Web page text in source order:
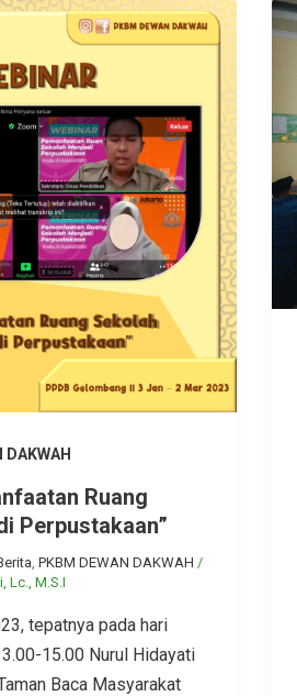
DAKWAH
Ruang
Perpustakaan”
, PKBM DEWAN DAKWAH /
Lc., M.S.I
tepatnya pada hari
15.00 Nurul Hidayati
Baca Masyarakat